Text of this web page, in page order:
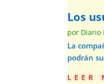
Los
por Diario
La
podrán
leer